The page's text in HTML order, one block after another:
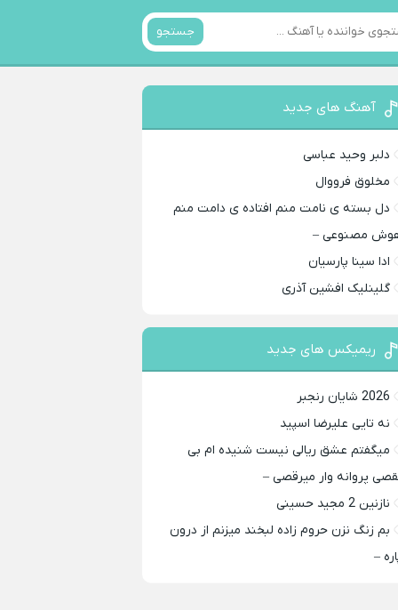
جستجو
آهنگ های جدید
دلبر وحید عباسی
مخلوق فرووال
دل بسته ی نامت منم افتاده ی دامت منم
مصنوعی –
ادا سینا پارسیان
گلینلیک افشین آذری
ریمیکس های جدید
2026 شایان رنجبر
نه تایی علیرضا اسپید
میگفتم عشق ریالی نیست شنیده ام بی
پروانه وار میرقصی –
نازنین 2 مجید حسینی
بم زنگ نزن حروم زاده لبخند میزنم از درون
–